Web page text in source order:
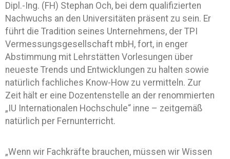
Dipl.-Ing. (FH) Stephan Och, bei dem qualifizierten
Nachwuchs an den Universitäten präsent zu sein. Er
führt die Tradition seines Unternehmens, der TPI
Vermessungsgesellschaft mbH, fort, in enger
Abstimmung mit Lehrstätten Vorlesungen über
neueste Trends und Entwicklungen zu halten sowie
natürlich fachliches Know-How zu vermitteln. Zur
Zeit hält er eine Dozentenstelle an der renommierten
„IU Internationalen Hochschule“ inne – zeitgemäß
natürlich per Fernunterricht.
„Wenn wir Fachkräfte brauchen, müssen wir Wissen